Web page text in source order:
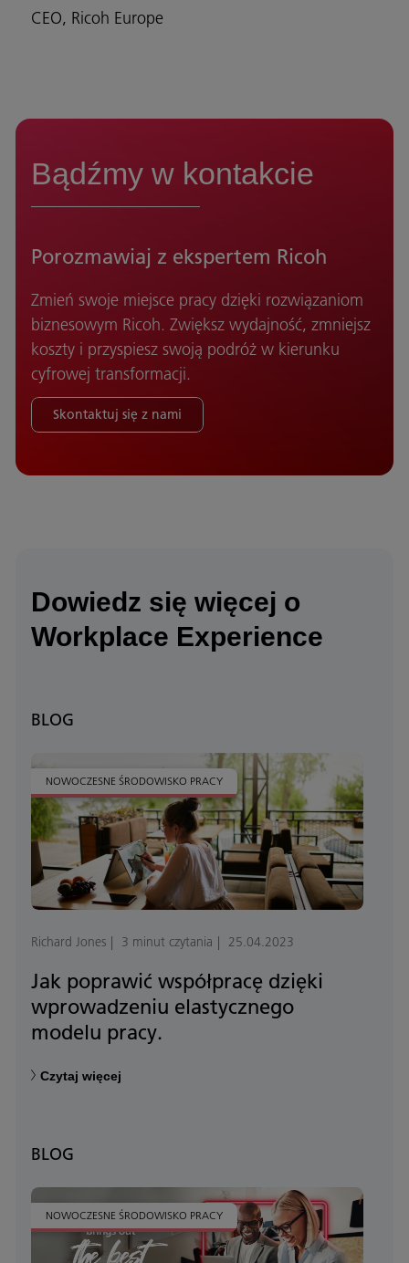
CEO, Ricoh Europe
Bądźmy w kontakcie
Porozmawiaj z ekspertem Ricoh
Zmień swoje miejsce pracy dzięki rozwiązaniom
biznesowym Ricoh. Zwiększ wydajność, zmniejsz
koszty i przyspiesz swoją podróż w kierunku
cyfrowej transformacji.
Skontaktuj się z nami
Dowiedz się więcej o
Workplace Experience
BLOG
NOWOCZESNE ŚRODOWISKO PRACY
Richard Jones 3 minut czytania 25.04.2023
Jak poprawić współpracę dzięki
wprowadzeniu elastycznego
modelu pracy.
Czytaj więcej
BLOG
NOWOCZESNE ŚRODOWISKO PRACY